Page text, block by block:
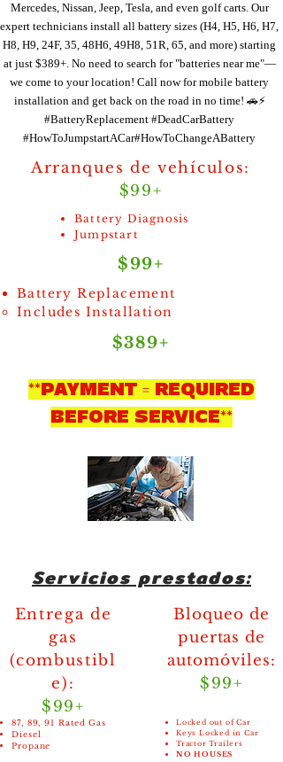
Mercedes, Nissan, Jeep, Tesla, and even golf carts. Our
expert technicians install all battery sizes (H4, H5, H6, H7,
H8, H9, 24F, 35, 48H6, 49H8, 51R, 65, and more) starting
at just $389+. No need to search for "batteries near me"—
we come to your location! Call now for mobile battery
installation and get back on the road in no time! 🚗⚡
#BatteryReplacement #DeadCarBattery
#HowToJumpstartACar#HowToChangeABattery
Arranques de vehículos:
$99+
Battery Diagnosis
Jumpstart
$99+
Battery Replacement
Includes Installation
$389+
**PAYMENT = REQUIRED
BEFORE SERVICE**
Servicios prestados:
Entrega de
gas
(combustibl
e):
$99+
87, 89, 91 Rated Gas
Diesel
Propane
Bloqueo de
puertas de
automóviles:
$99+
Locked out of Car
Keys Locked in Car
Tractor Trailers
NO HOUSES